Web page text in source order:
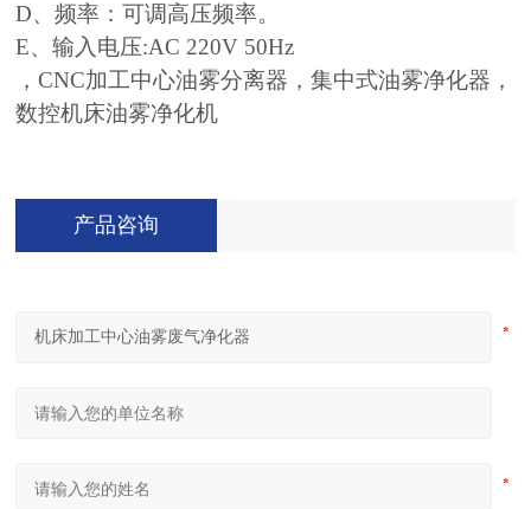
D、频率：可调高压频率。
E、输入电压:AC 220V 50Hz
，CNC加工中心油雾分离器，集中式油雾净化器，
数控机床油雾净化机
产品咨询